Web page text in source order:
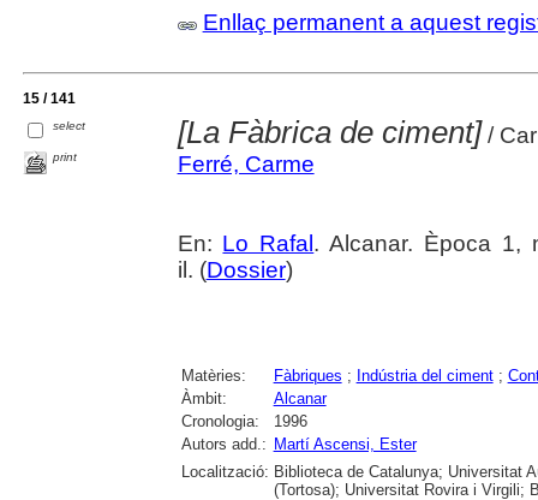
Enllaç permanent a aquest
15 / 141
select
print
[La Fàbrica de ciment]/
Ferré, Carme
En: Lo Rafal. Alcanar. Època 1,
il. (Dossier)
Matèries: Fàbriques ; Indústria del ciment;
Àmbit:
Alcanar
Cronologia:
1996
Autors add.: Martí Ascensi, Ester
Localització: Biblioteca de Catalunya; Universitat
(Tortosa); Universitat Rovira i Virgili;